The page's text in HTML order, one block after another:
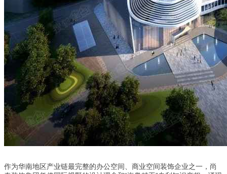
作为华南地区产业链最完整的办公空间、商业空间装饰企业之一，尚